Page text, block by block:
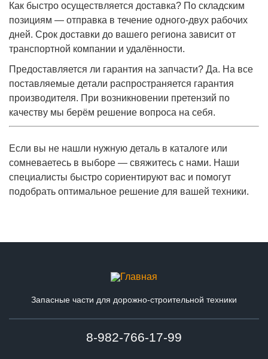
Как быстро осуществляется доставка? По складским
позициям — отправка в течение одного-двух рабочих
дней. Срок доставки до вашего региона зависит от
транспортной компании и удалённости.
Предоставляется ли гарантия на запчасти? Да. На все
поставляемые детали распространяется гарантия
производителя. При возникновении претензий по
качеству мы берём решение вопроса на себя.
Если вы не нашли нужную деталь в каталоге или
сомневаетесь в выборе — свяжитесь с нами. Наши
специалисты быстро сориентируют вас и помогут
подобрать оптимальное решение для вашей техники.
Запасные части для дорожно-строительной техники
8-982-766-17-99